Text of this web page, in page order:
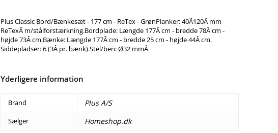
Plus Classic Bord/Bænkesæt - 177 cm - ReTex - GrønPlanker: 40Ã120Â mm
ReTexÂ m/stålforstærkning.Bordplade: Længde 177Â cm - bredde 78Â cm -
højde 73Â cm.Bænke: Længde 177Â cm - bredde 25 cm - højde 44Â cm.
Siddepladser: 6 (3Â pr. bænk).Stel/ben: Ø32 mmÂ
Yderligere information
Brand Plus A/S
Sælger Homeshop.dk